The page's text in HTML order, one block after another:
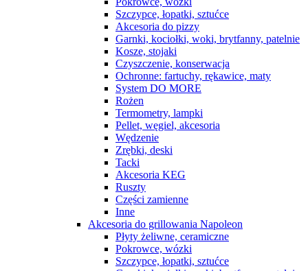
Szczypce, łopatki, sztućce
Akcesoria do pizzy
Garnki, kociołki, woki, brytfanny, patelnie
Kosze, stojaki
Czyszczenie, konserwacja
Ochronne: fartuchy, rękawice, maty
System DO MORE
Rożen
Termometry, lampki
Pellet, węgiel, akcesoria
Wędzenie
Zrębki, deski
Tacki
Akcesoria KEG
Ruszty
Części zamienne
Inne
Akcesoria do grillowania Napoleon
Płyty żeliwne, ceramiczne
Pokrowce, wózki
Szczypce, łopatki, sztućce